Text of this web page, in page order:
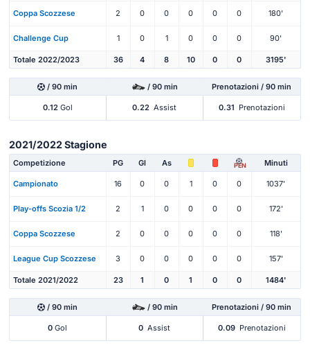
Coppa Scozzese 2 0 0 0 0 0 180'
Challenge Cup 1 0 1 0 0 0 90'
Totale 2022/2023 36 4 8 10 0 0 3195'
/ 90 min / 90 min Prenotazioni / 90 min
0.12 Gol 0.22 Assist 0.31 Prenotazioni
2021/2022 Stagione
Competizione PG Gl As PEN Minuti
Campionato 16 0 0 1 0 0 1037'
Play-offs Scozia 1/2 2 1 0 0 0 0 172'
Coppa Scozzese 2 0 0 0 0 0 118'
League Cup Scozzese 3 0 0 0 0 0 157'
Totale 2021/2022 23 1 0 1 0 0 1484'
/ 90 min / 90 min Prenotazioni / 90 min
0 Gol 0 Assist 0.09 Prenotazioni